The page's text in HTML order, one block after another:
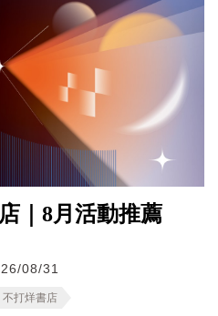
｜8月活動推薦
08/31
不打烊書店